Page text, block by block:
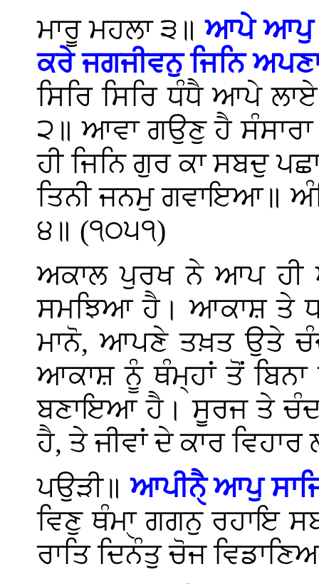
ਮਾਰੂ ਮਹਲਾ ੩॥ਆਪੇ ਆਪੁ
ਕਰੇ ਜਗਜੀਵਨੁ ਜਿਨਿ
ਸਿਰਿ ਸਿਰਿ ਧੰਧੈ ਆਪੇ
੨॥ ਆਵਾ ਗਉਣੁ ਹੈ
ਹੀ ਜਿਨਿ ਗੁਰ ਕਾ ਸਬਦੁ
ਤਿਨੀ ਜਨਮੁ ਗਵਾਇਆ॥
੪॥ (੧੦੫੧)
ਅਕਾਲ ਪੁਰਖ ਨੇ ਆਪ
ਸਮਝਿਆ ਹੈ। ਆਕਾਸ਼ ਤੇ
ਮਾਨੋ, ਆਪਣੇ ਤਖ਼ਤ ਉਤੇ
ਆਕਾਸ਼ ਨੂੰ ਥੰਮ੍ਹਾਂ ਤੋਂ ਬਿਨਾ
ਬਣਾਇਆ ਹੈ। ਸੂਰਜ ਤੇ
ਹੈ, ਤੇ ਜੀਵਾਂ ਦੇ ਕਾਰ
ਪਉੜੀ॥ਆਪੀਨੈੑ ਆਪੁ
ਵਿਣੁ ਥੰਮਾੑ ਗਗਨੁ ਰਹਾਇ
ਰਾਤਿ ਦਿਨੰਤੁ ਚੋਜ